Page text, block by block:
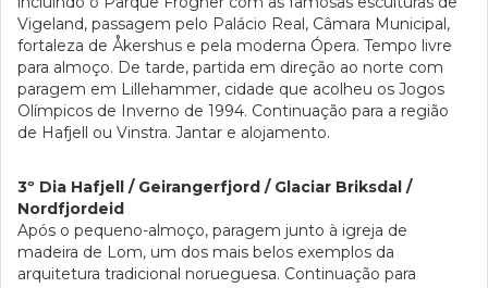
Vigeland, passagem pelo Palácio Real, Câmara Municipal,
fortaleza de Åkershus e pela moderna Ópera. Tempo livre
para almoço. De tarde, partida em direção ao norte com
paragem em Lillehammer, cidade que acolheu os Jogos
Olímpicos de Inverno de 1994. Continuação para a região
de Hafjell ou Vinstra. Jantar e alojamento.
3º Dia Hafjell / Geirangerfjord / Glaciar Briksdal /
Nordfjordeid
Após o pequeno-almoço, paragem junto à igreja de
madeira de Lom, um dos mais belos exemplos da
arquitetura tradicional norueguesa. Continuação para